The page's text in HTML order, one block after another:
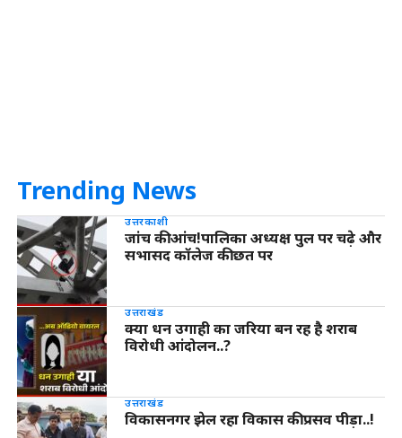
Trending News
उत्तरकाशी
जांच की आंच!पालिका अध्यक्ष पुल पर चढ़े और
सभासद कॉलेज की छत पर
उत्तराखंड
क्या धन उगाही का जरिया बन रह है शराब
विरोधी आंदोलन..?
उत्तराखंड
विकासनगर झेल रहा विकास की प्रसव पीड़ा..!